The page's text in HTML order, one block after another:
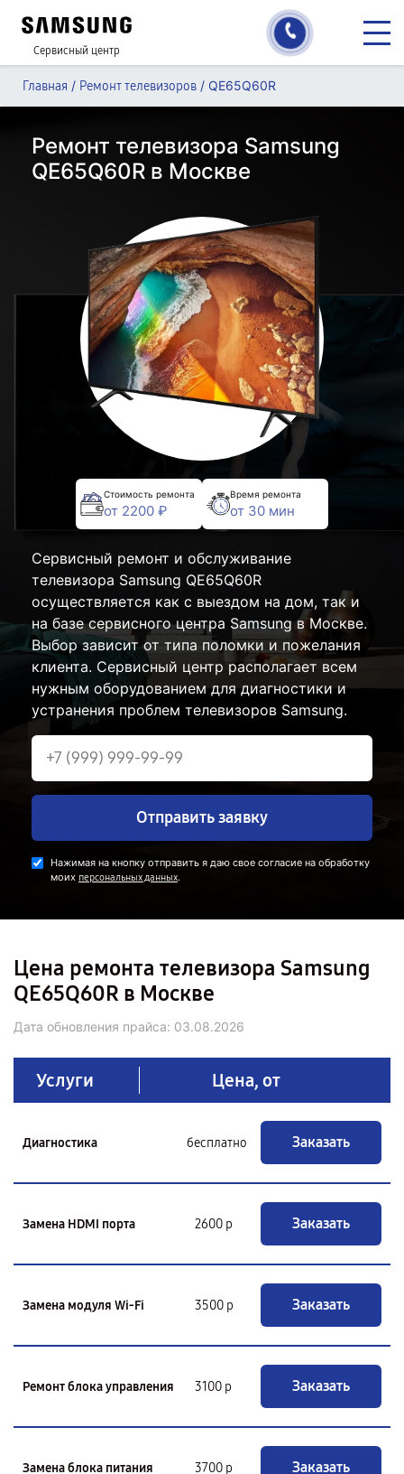
Сервисный центр
Главная / Ремонт телевизоров / QE65Q60R
Ремонт телевизора Samsung
QE65Q60R в Москве
Стоимость ремонта
от 2200 ₽
Время ремонта
от 30 мин
Сервисный ремонт и обслуживание
телевизора Samsung QE65Q60R
осуществляется как с выездом на дом, так и
на базе сервисного центра Samsung в Москве.
Выбор зависит от типа поломки и пожелания
клиента. Сервисный центр располагает всем
нужным оборудованием для диагностики и
устранения проблем телевизоров Samsung.
Отправить заявку
Нажимая на кнопку отправить я даю свое согласие на обработку
моих персональных данных.
Цена ремонта телевизора Samsung
QE65Q60R в Москве
Дата обновления прайса: 03.08.2026
Услуги Цена, от
Диагностика бесплатно Заказать
Замена HDMI порта 2600 р Заказать
Замена модуля Wi-Fi 3500 р Заказать
Ремонт блока управления 3100 р Заказать
Замена блока питания 3700 р Заказать